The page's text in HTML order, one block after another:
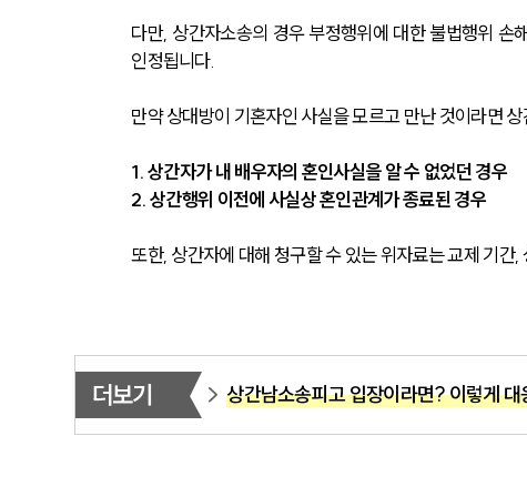
다만, 상간자소송의 경우 부정행위에 대한 불법행위
인정됩니다.
만약 상대방이 기혼자인 사실을 모르고 만난 것이라면
1. 상간자가 내 배우자의 혼인사실을 알 수 없었던 경우
2. 상간행위 이전에 사실상 혼인관계가 종료된 경우
또한, 상간자에 대해 청구할 수 있는 위자료는 교제 기간
더보기 상간남소송피고 입장이라면? 이렇게 대